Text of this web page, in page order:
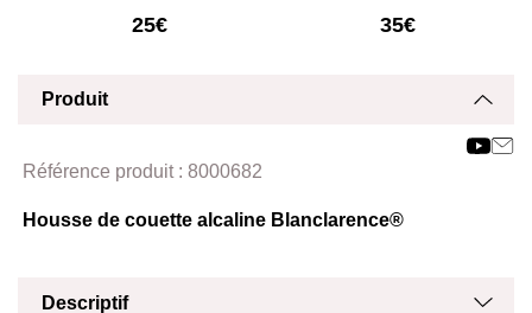
25€ 35€
Produit
Référence produit : 8000682
Housse de couette alcaline Blanclarence®
Descriptif